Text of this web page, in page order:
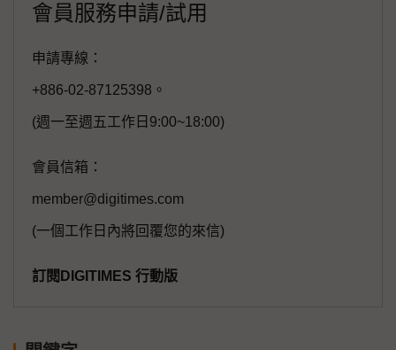
會員服務申請/試用
申請專線：
+886-02-87125398。
(週一至週五工作日9:00~18:00)
會員信箱：
member@digitimes.com
(一個工作日內將回覆您的來信)
訂閱DIGITIMES 行動版